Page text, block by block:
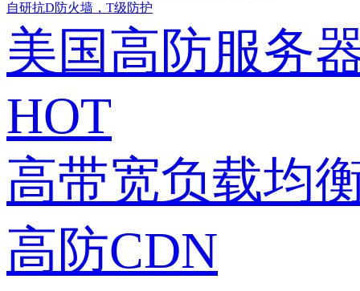
自研抗D防火墙，T级防护
美国高防服务
HOT
高带宽负载均
高防CDN